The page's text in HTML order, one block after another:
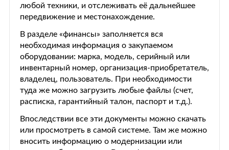
любой техники, и отслеживать её дальнейшее
передвижение и местонахождение.
В разделе «финансы» заполняется вся
необходимая информация о закупаемом
оборудовании: марка, модель, серийный или
инвентарный номер, организация-приобретатель,
владелец, пользователь. При необходимости
туда же можно загрузить любые файлы (счет,
расписка, гарантийный талон, паспорт и т.д.).
Впоследствии все эти документы можно скачать
или просмотреть в самой системе. Там же можно
вносить информацию о модернизации или